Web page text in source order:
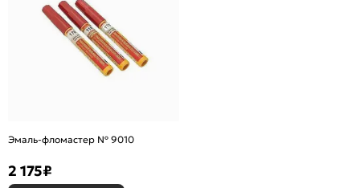
Эмаль-фломастер № 9010
2 175₽